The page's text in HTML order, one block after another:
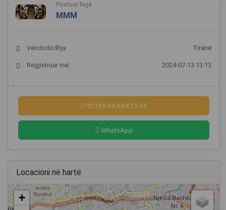
Postuar Nga
MMM
Vendndodhja Tiranë
Regjistruar më 2024-07-13 13:13
003XXXXXXXXXXX
WhatsApp
Locacioni në hartë
+